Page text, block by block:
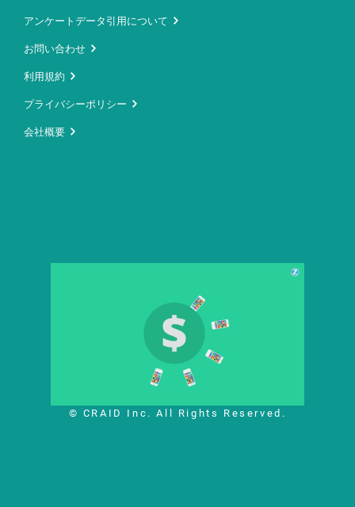
アンケートデータ引用について
お問い合わせ
利用規約
プライバシーポリシー
会社概要
© CRAID Inc. All Rights Reserved.